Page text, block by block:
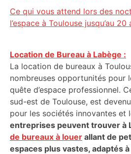
Ce qui vous attend lors des
l’espace à Toulouse jusqu’au 20
Location de Bureau à Labège :
La location de bureaux à
nombreuses opportunités pour
quête d’espace professionnel.
sud-est de Toulouse, est
pour les sociétés innovantes et
entreprises peuvent trouver à
de bureaux à louer allant de
espaces plus vastes, adaptés